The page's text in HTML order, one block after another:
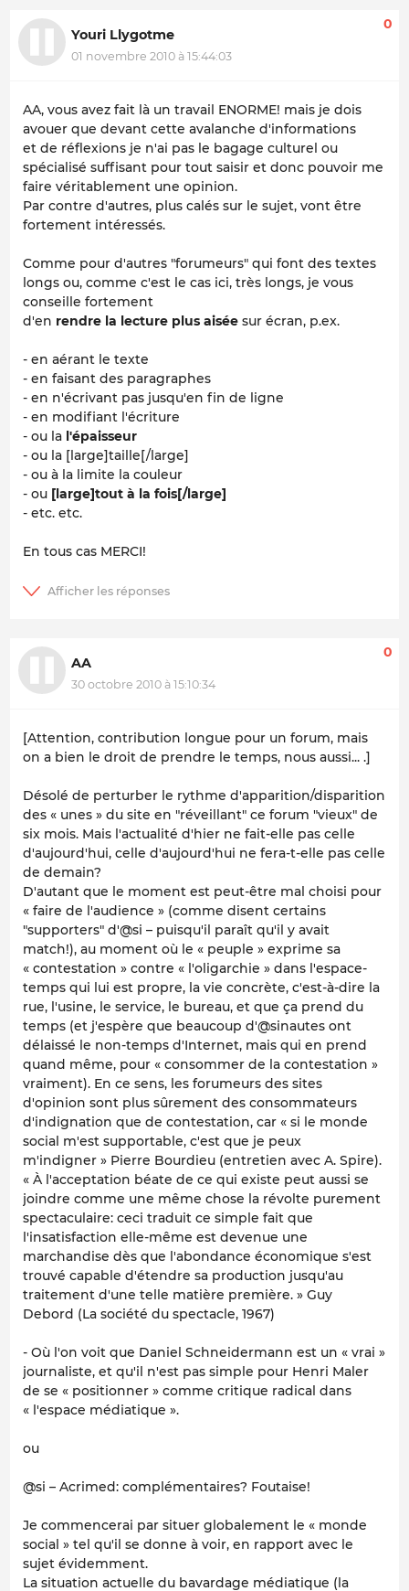
Youri Llygotme
01 novembre 2010 à 15:44:03
0
AA, vous avez fait là un travail ENORME! mais je dois
avouer que devant cette avalanche d'informations
et de réflexions je n'ai pas le bagage culturel ou
spécialisé suffisant pour tout saisir et donc pouvoir me
faire véritablement une opinion.
Par contre d'autres, plus calés sur le sujet, vont être
fortement intéressés.
Comme pour d'autres "forumeurs" qui font des textes
longs ou, comme c'est le cas ici, très longs, je vous
conseille fortement
d'en rendre la lecture plus aisée sur écran, p.ex.
- en aérant le texte
- en faisant des paragraphes
- en n'écrivant pas jusqu'en fin de ligne
- en modifiant l'écriture
- ou la l'épaisseur
- ou la [large]taille[/large]
- ou à la limite la couleur
- ou [large]tout à la fois[/large]
- etc. etc.
En tous cas MERCI!
AA
30 octobre 2010 à 15:10:34
0
[Attention, contribution longue pour un forum, mais
on a bien le droit de prendre le temps, nous aussi... .]
Désolé de perturber le rythme d'apparition/disparition
des « unes » du site en "réveillant" ce forum "vieux" de
six mois. Mais l'actualité d'hier ne fait-elle pas celle
d'aujourd'hui, celle d'aujourd'hui ne fera-t-elle pas celle
de demain?
D'autant que le moment est peut-être mal choisi pour
« faire de l'audience » (comme disent certains
"supporters" d'@si – puisqu'il paraît qu'il y avait
match!), au moment où le « peuple » exprime sa
« contestation » contre « l'oligarchie » dans l'espace-
temps qui lui est propre, la vie concrète, c'est-à-dire la
rue, l'usine, le service, le bureau, et que ça prend du
temps (et j'espère que beaucoup d'@sinautes ont
délaissé le non-temps d'Internet, mais qui en prend
quand même, pour « consommer de la contestation »
vraiment). En ce sens, les forumeurs des sites
d'opinion sont plus sûrement des consommateurs
d'indignation que de contestation, car « si le monde
social m'est supportable, c'est que je peux
m'indigner » Pierre Bourdieu (entretien avec A. Spire).
« À l'acceptation béate de ce qui existe peut aussi se
joindre comme une même chose la révolte purement
spectaculaire: ceci traduit ce simple fait que
l'insatisfaction elle-même est devenue une
marchandise dès que l'abondance économique s'est
trouvé capable d'étendre sa production jusqu'au
traitement d'une telle matière première. » Guy
Debord (La société du spectacle, 1967)
- Où l'on voit que Daniel Schneidermann est un « vrai »
journaliste, et qu'il n'est pas simple pour Henri Maler
de se « positionner » comme critique radical dans
« l'espace médiatique ».
ou
@si – Acrimed: complémentaires? Foutaise!
Je commencerai par situer globalement le « monde
social » tel qu'il se donne à voir, en rapport avec le
sujet évidemment.
La situation actuelle du bavardage médiatique (la